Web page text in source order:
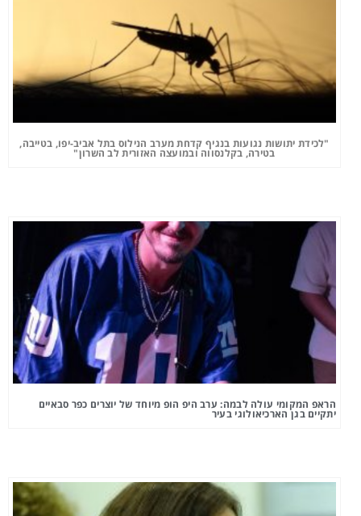
"לכידת יתושות נגועות בנגיף קדחת מערב הנילוס בתל אביב-יפו, בטייבה,
בטירה, בקלנסווה ובמועצה האזורית לב השרון"
הראפ המקומי עולה לבמה: ערב היפ הופ מיוחד של יוצרים כפר סבאיים
יתקיים בגן הארכיאולוגי בעיר